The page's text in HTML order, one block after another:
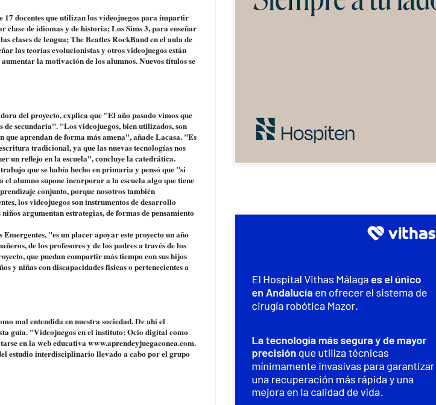
17 docentes que utilizan los videojuegos para impartir
de idiomas y de historia; Los Sims 3, para enseñar
de lengua; The Beatles RockBand en el aula de
las teorías evolucionistas y otros videojuegos están
la motivación de los alumnos. Nuevos títulos se
del proyecto, explica que "El año pasado vimos que
secundaria". "Los videojuegos, bien utilizados, son
aprendan de forma más amena", añade Lacasa. "Es
tradicional, ya que las nuevas tecnologías nos
un reflejo en la escuela", concluye la catedrática.
que se había hecho en primaria y pensó que "si
alumno supone incorporar a la escuela algo que tiene
conjunto, porque nosotros también
los videojuegos son instrumentos de desarrollo
argumentan estrategias, de formas de pensamiento
"es un placer apoyar este proyecto un año
de los profesores y de los padres a través de los
que puedan compartir más tiempo con sus hijos
y niñas con discapacidades físicas o pertenecientes a
mal entendida en nuestra sociedad. De ahí el
guía. "Videojuegos en el instituto: Ocio digital como
en la web educativa www.aprendeyjuegaconea.com.
estudio interdisciplinario llevado a cabo por el grupo